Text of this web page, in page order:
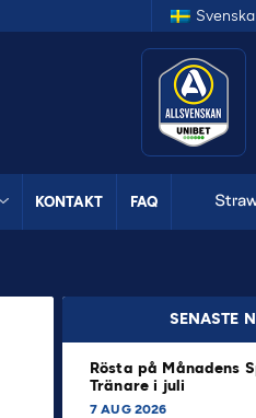
Svenska
KONTAKT FAQ
SENASTE
Rösta på Månadens
Tränare i juli
7 AUG 2026